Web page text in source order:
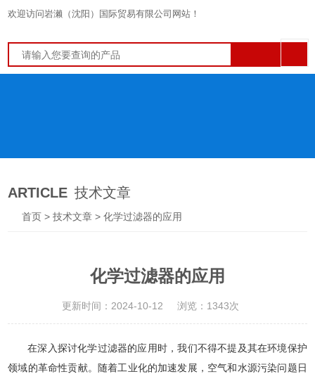
欢迎访问岩濑（沈阳）国际贸易有限公司网站！
ARTICLE 技术文章
首页 >技术文章 > 化学过滤器的应用
化学过滤器的应用
更新时间：2024-10-12 浏览：1343次
在深入探讨化学过滤器的应用时，我们不得不提及其在环境保护
领域的革命性贡献。随着工业化的加速发展，空气和水源污染问题日